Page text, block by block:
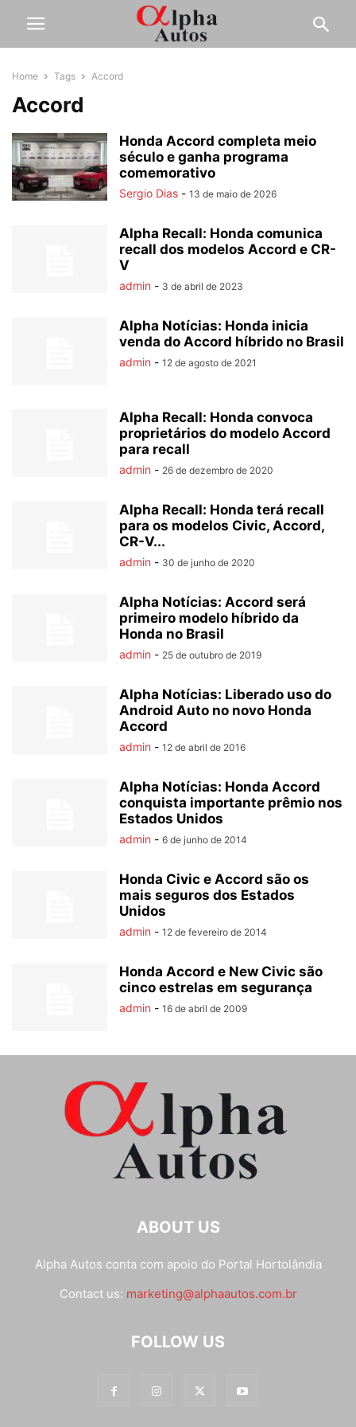
Home Tags Accord
Accord
Honda Accord completa meio
século e ganha programa
comemorativo
Sergio Dias - 13 de maio de 2026
Alpha Recall: Honda comunica
recall dos modelos Accord e CR-
V
admin - 3 de abril de 2023
Alpha Notícias: Honda inicia
venda do Accord híbrido no Brasil
admin - 12 de agosto de 2021
Alpha Recall: Honda convoca
proprietários do modelo Accord
para recall
admin - 26 de dezembro de 2020
Alpha Recall: Honda terá recall
para os modelos Civic, Accord,
CR-V...
admin - 30 de junho de 2020
Alpha Notícias: Accord será
primeiro modelo híbrido da
Honda no Brasil
admin - 25 de outubro de 2019
Alpha Notícias: Liberado uso do
Android Auto no novo Honda
Accord
admin - 12 de abril de 2016
Alpha Notícias: Honda Accord
conquista importante prêmio nos
Estados Unidos
admin - 6 de junho de 2014
Honda Civic e Accord são os
mais seguros dos Estados
Unidos
admin - 12 de fevereiro de 2014
Honda Accord e New Civic são
cinco estrelas em segurança
admin - 16 de abril de 2009
ABOUT US
Alpha Autos conta com apoio do Portal Hortolândia
Contact us: marketing@alphaautos.com.br
FOLLOW US